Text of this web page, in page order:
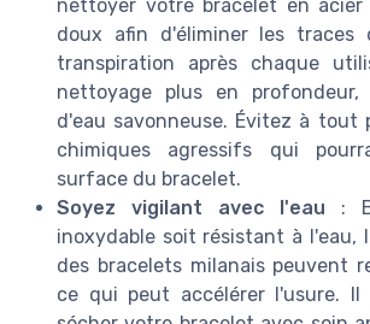
nettoyer votre bracelet en
doux afin d'éliminer les
transpiration après chaque
nettoyage plus en
d'eau savonneuse. Évitez à tout
chimiques agressifs qui
surface du bracelet.
Soyez vigilant avec l'eau :
inoxydable soit résistant à l'eau,
des bracelets milanais peuvent
ce qui peut accélérer l'usure. Il